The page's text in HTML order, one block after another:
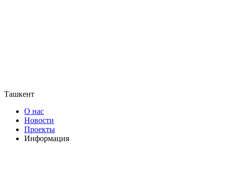
Ташкент
О нас
Новости
Проекты
Информация